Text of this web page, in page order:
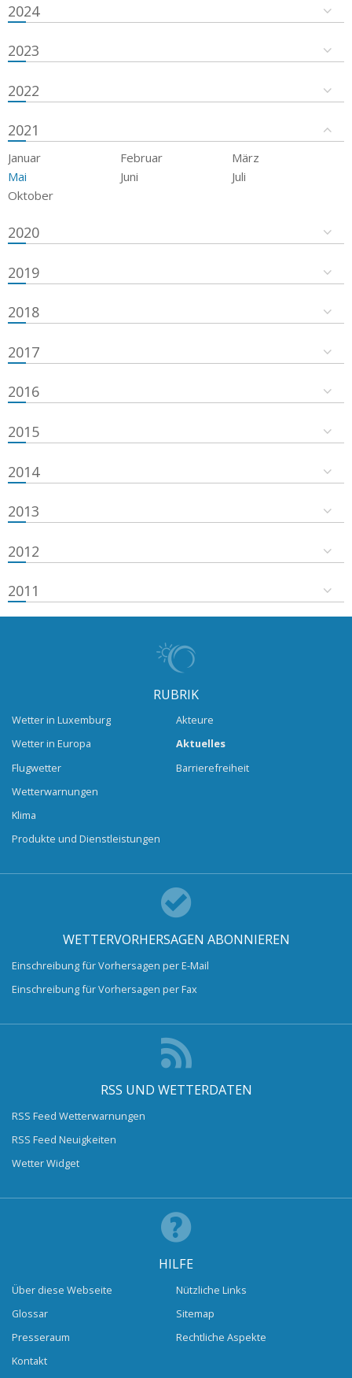
2024
2023
2022
2021
Januar Februar
März
Mai
Juni
Juli
Oktober
2020
2019
2018
2017
2016
2015
2014
2013
2012
2011
RUBRIK
Wetter in Luxemburg
Wetter in Europa
Flugwetter
Wetterwarnungen
Klima
Produkte und Dienstleistungen
Akteure
Aktuelles
Barrierefreiheit
WETTERVORHERSAGEN ABONNIEREN
Einschreibung für Vorhersagen per E-Mail
Einschreibung für Vorhersagen per Fax
RSS UND WETTERDATEN
RSS Feed Wetterwarnungen
RSS Feed Neuigkeiten
Wetter Widget
HILFE
Über diese Webseite
Glossar
Presseraum
Kontakt
Nützliche Links
Sitemap
Rechtliche Aspekte